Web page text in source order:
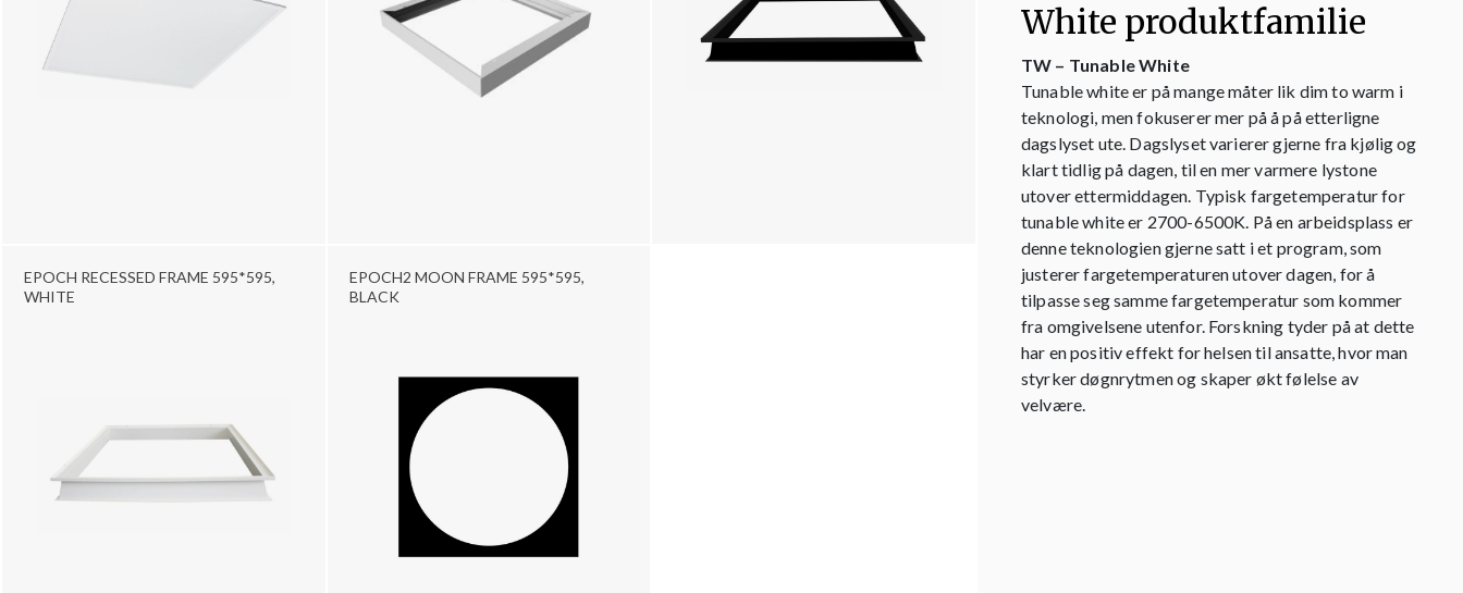
EPOCH RECESSED FRAME 595*595,
WHITE
EPOCH2 MOON FRAME 595*595,
BLACK
White produktfamilie
TW – Tunable White
Tunable white er på mange måter lik dim to warm i
teknologi, men fokuserer mer på å på etterligne
dagslyset ute. Dagslyset varierer gjerne fra kjølig og
klart tidlig på dagen, til en mer varmere lystone
utover ettermiddagen. Typisk fargetemperatur for
tunable white er 2700-6500K. På en arbeidsplass er
denne teknologien gjerne satt i et program, som
justerer fargetemperaturen utover dagen, for å
tilpasse seg samme fargetemperatur som kommer
fra omgivelsene utenfor. Forskning tyder på at dette
har en positiv effekt for helsen til ansatte, hvor man
styrker døgnrytmen og skaper økt følelse av
velvære.